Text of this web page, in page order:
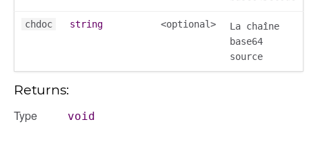
chdoc string <optional>
La chaîne
base64
source
Returns:
Type void